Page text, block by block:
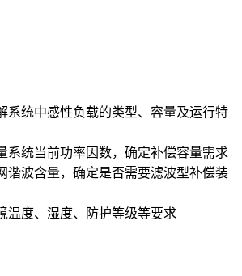
系统中感性负载的类型、容量及运行特
系统当前功率因数，确定补偿容量需求
谐波含量，确定是否需要滤波型补偿装
温度、湿度、防护等级等要求